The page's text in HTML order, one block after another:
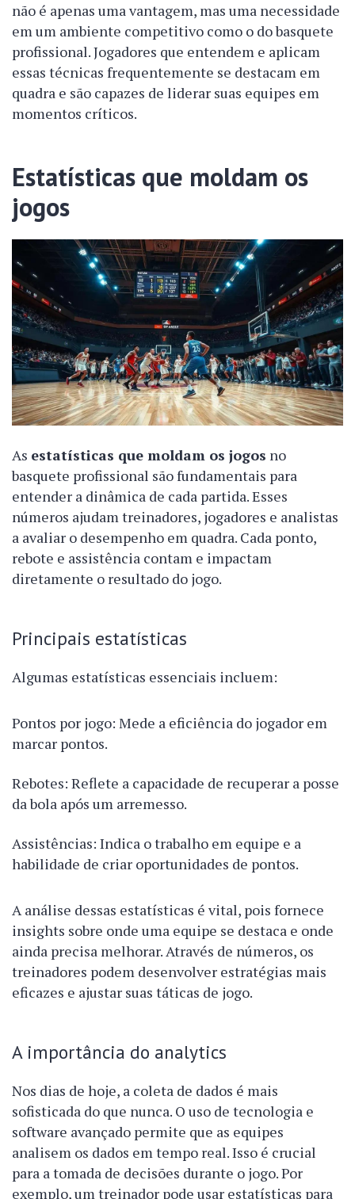
não é apenas uma vantagem, mas uma necessidade
em um ambiente competitivo como o do basquete
profissional. Jogadores que entendem e aplicam
essas técnicas frequentemente se destacam em
quadra e são capazes de liderar suas equipes em
momentos críticos.
Estatísticas que moldam os
jogos
As estatísticas que moldam os jogos no
basquete profissional são fundamentais para
entender a dinâmica de cada partida. Esses
números ajudam treinadores, jogadores e analistas
a avaliar o desempenho em quadra. Cada ponto,
rebote e assistência contam e impactam
diretamente o resultado do jogo.
Principais estatísticas
Algumas estatísticas essenciais incluem:
Pontos por jogo: Mede a eficiência do jogador em
marcar pontos.
Rebotes: Reflete a capacidade de recuperar a posse
da bola após um arremesso.
Assistências: Indica o trabalho em equipe e a
habilidade de criar oportunidades de pontos.
A análise dessas estatísticas é vital, pois fornece
insights sobre onde uma equipe se destaca e onde
ainda precisa melhorar. Através de números, os
treinadores podem desenvolver estratégias mais
eficazes e ajustar suas táticas de jogo.
A importância do analytics
Nos dias de hoje, a coleta de dados é mais
sofisticada do que nunca. O uso de tecnologia e
software avançado permite que as equipes
analisem os dados em tempo real. Isso é crucial
para a tomada de decisões durante o jogo. Por
exemplo, um treinador pode usar estatísticas para